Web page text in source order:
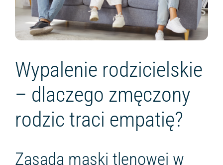
Wypalenie rodzicielskie
– dlaczego zmęczony
rodzic traci empatię?
Zasada maski tlenowej w